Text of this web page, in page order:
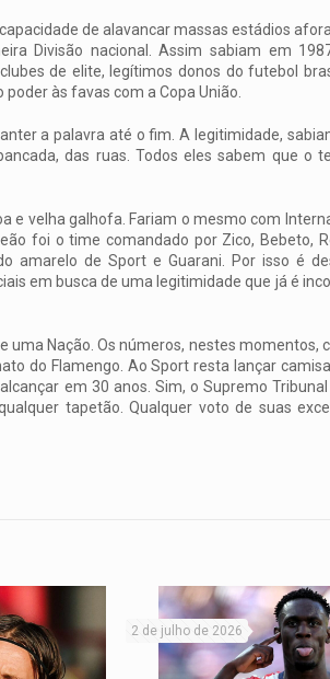
de alavancar massas estádios
Divisão nacional. Assim sabiam em
de elite, legítimos donos do futebol
às favas com a Copa União.
a palavra até o fim. A legitimidade,
das ruas. Todos eles sabem que o
e velha galhofa. Fariam o mesmo com
foi o time comandado por Zico, Bebeto,
amarelo de Sport e Guarani. Por isso é
em busca de uma legitimidade que já é
Nação. Os números, nestes momentos,
do Flamengo. Ao Sport resta lançar
em 30 anos. Sim, o Supremo Tribunal
tapetão. Qualquer voto de suas
2 de julho de 2026